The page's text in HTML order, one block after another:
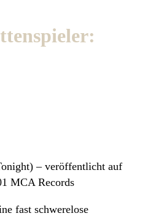
– veröffentlicht auf
MCA Records
fast schwerelose